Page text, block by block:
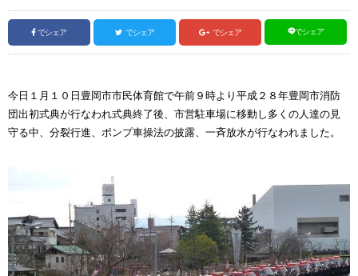
でシェア でシェア でシェア でシェア
今日１月１０日豊岡市市民体育館で午前９時より平成２８年豊岡市消防
団出初式典が行なわれ式典終了後、市営駐車場に移動し多くの人達の見
守る中、分裂行進、ポンプ車操法の披露、一斉放水が行なわれました。